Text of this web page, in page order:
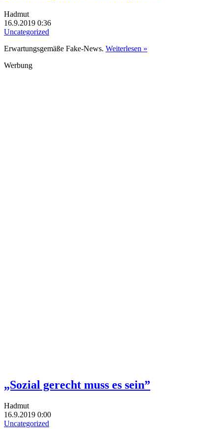
Hadmut
16.9.2019 0:36
Uncategorized
Erwartungsgemäße Fake-News. Weiterlesen »
Werbung
„Sozial gerecht muss es sein”
Hadmut
16.9.2019 0:00
Uncategorized